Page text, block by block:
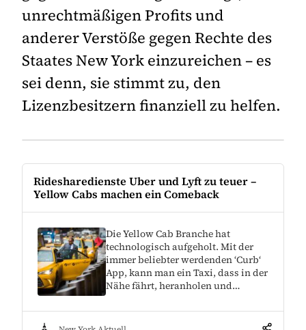
unrechtmäßigen Profits und
anderer Verstöße gegen Rechte des
Staates New York einzureichen – es
sei denn, sie stimmt zu, den
Lizenzbesitzern finanziell zu helfen.
Ridesharedienste Uber und Lyft zu teuer –
Yellow Cabs machen ein Comeback
Die Yellow Cab Branche hat
technologisch aufgeholt. Mit der
immer beliebter werdenden ‘Curb‘
App, kann man ein Taxi, dass in der
Nähe fährt, heranholen und…